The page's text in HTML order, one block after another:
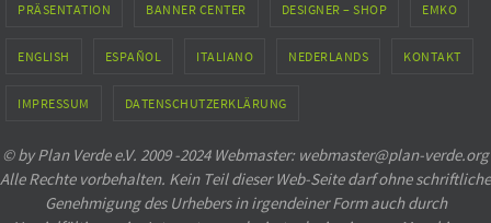
PRÄSENTATION BANNER CENTER DESIGNER – SHOP EMKO
ENGLISH ESPAÑOL ITALIANO NEDERLANDS KONTAKT
IMPRESSUM DATENSCHUTZERKLÄRUNG
© by Plan Verde e.V. 2009 -2024 Webmaster: webmaster@plan-verde.org
Alle Rechte vorbehalten. Kein Teil dieser Web-Seite darf ohne schriftliche
Genehmigung des Urhebers in irgendeiner Form auch durch